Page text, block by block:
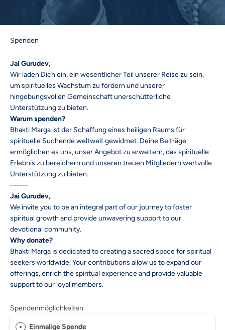
Spenden
Jai Gurudev,
Wir laden Dich ein, ein wesentlicher Teil unserer Reise zu sein,
um spirituelles Wachstum zu fördern und unserer
hingebungsvollen Gemeinschaft unerschütterliche
Unterstützung zu bieten.
Warum spenden?
Bhakti Marga ist der Schaffung eines heiligen Raums für
spirituelle Suchende weltweit gewidmet. Deine Beiträge
ermöglichen es uns, unser Angebot zu erweitern, das spirituelle
Erlebnis zu bereichern und unseren treuen Mitgliedern wertvolle
Unterstützung zu bieten.
------
Jai Gurudev,
We invite you to be an integral part of our journey to foster
spiritual growth and provide unwavering support to our
devotional community.
Why donate?
Bhakti Marga is dedicated to creating a sacred space for spiritual
seekers worldwide. Your contributions allow us to expand our
offerings, enrich the spiritual experience and provide valuable
support to our loyal members.
Spendenmöglichkeiten
Einmalige Spende